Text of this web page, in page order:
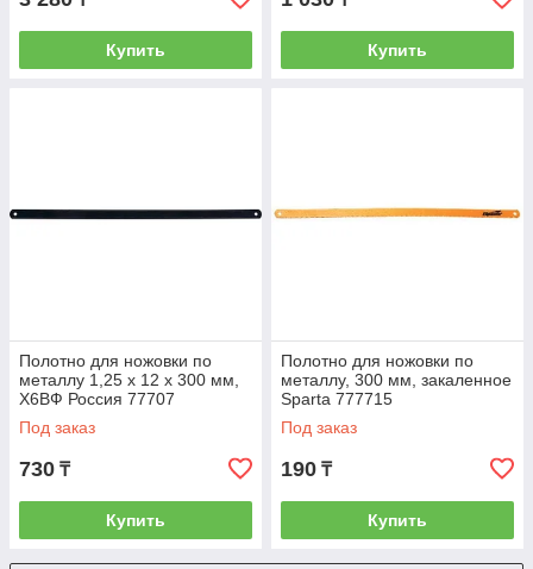
Купить Купить
Полотно для ножовки по
металлу 1,25 х 12 х 300 мм,
Х6ВФ Россия 77707
Под заказ
730 ₸
Купить
Полотно для ножовки по
металлу, 300 мм, закаленное
Sparta 777715
Под заказ
190 ₸
Купить